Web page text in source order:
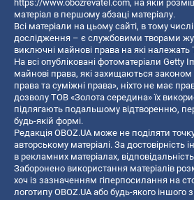
https://www.obozrevatel.com, на якій
матеріал в першому абзаці матеріалу.
Всі матеріали на цьому сайті, в тому числі
дослідження – є службовими творами
виключні майнові права на які
На всі опубліковані фотоматеріали Getty
майнові права, які захищаються законом
права та суміжні права», ніхто не має
дозволу ТОВ «Золота середина» їх
підлягають подальшому відтворенню,
будь-якій формі.
Редакція OBOZ.UA може не поділяти
авторському матеріалі. За достовірність
в рекламних матеріалах,
Заборонено використання матеріалів
хоч із зазначенням гіперпосилання на
логотипу OBOZ.UA або будь-якого іншого